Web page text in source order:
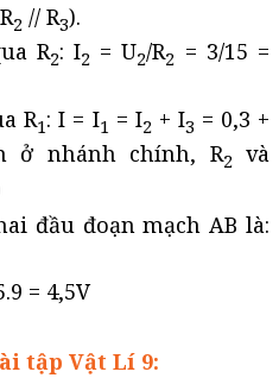
2 // R3).
R2: I2 = U2/R2 = 3/15 =
R1: I = I1 = I2 + I3 = 0,3 +
ở nhánh chính, R2 và
đầu đoạn mạch AB là:
= 4,5V
tập Vật Lí 9: